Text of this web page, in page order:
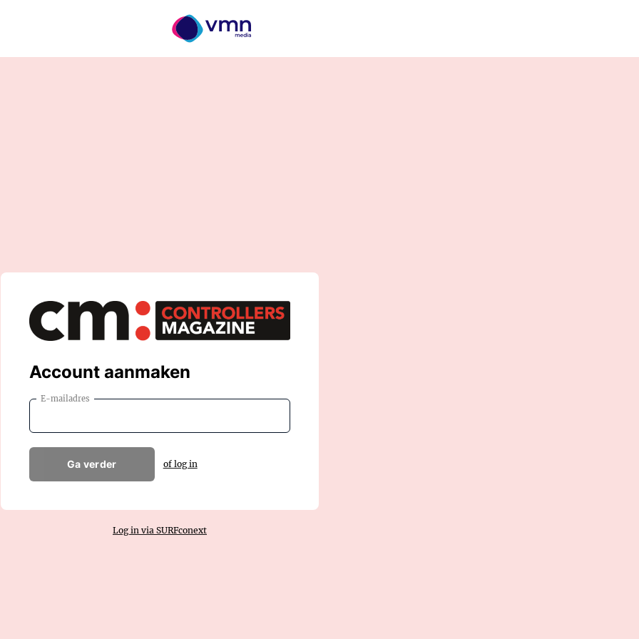
Account aanmaken
E-mailadres
Ga verder of log in
Log in via SURFconext